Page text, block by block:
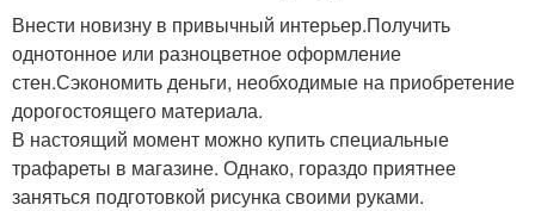
Внести новизну в привычный интерьер.Получить
однотонное или разноцветное оформление
стен.Сэкономить деньги, необходимые на приобретение
дорогостоящего материала.
В настоящий момент можно купить специальные
трафареты в магазине. Однако, гораздо приятнее
заняться подготовкой рисунка своими руками.